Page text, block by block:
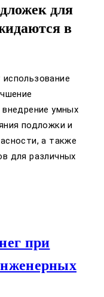
для
в
внедрение умных
подложки и
а также
для различных
при